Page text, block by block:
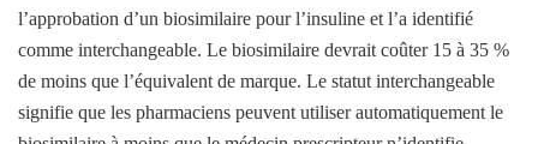
l’approbation d’un biosimilaire pour l’insuline et l’a identifié
comme interchangeable. Le biosimilaire devrait coûter 15 à 35 %
de moins que l’équivalent de marque. Le statut interchangeable
signifie que les pharmaciens peuvent utiliser automatiquement le